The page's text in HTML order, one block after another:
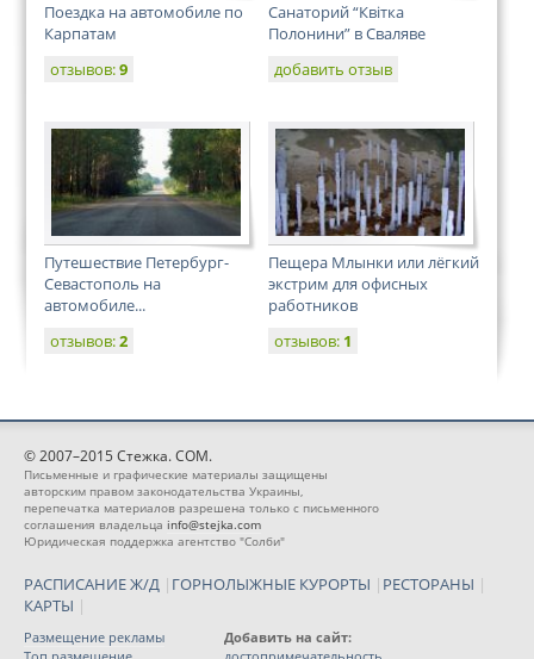
Поездка на автомобиле по
Карпатам
отзывов:9
Санаторий “Квiтка
Полонини” в Сваляве
добавить отзыв
Путешествие Петербург-
Севастополь на
автомобиле...
отзывов:2
Пещера Млынки или лёгкий
экстрим для офисных
работников
отзывов: 1
© 2007–2015 Стежка. COM.
Письменные и графические материалы защищены
авторским правом законодательства Украины,
перепечатка материалов разрешена только с письменного
соглашения владельца info@stejka.com
Юридическая поддержка агентство "Солби"
РАСПИСАНИЕ Ж/Д | ГОРНОЛЫЖНЫЕ КУРОРТЫ | РЕСТОРАНЫ |
КАРТЫ |
Размещение рекламы
Добавить на сайт: